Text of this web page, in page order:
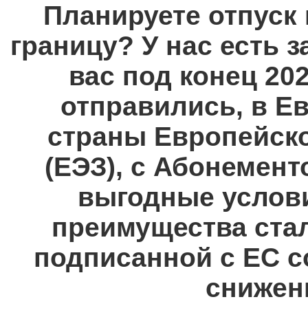
Планируете
границу? У нас есть
вас под конец
отправились, в
страны
(ЕЭЗ), с
выгодные
преимущества
подписанной с ЕС